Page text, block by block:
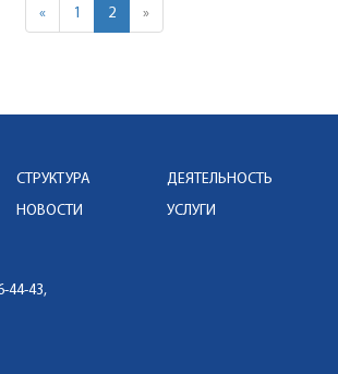
« 1 2 »
СТРУКТУРА
ДЕЯТЕЛЬНОСТЬ
НОВОСТИ УСЛУГИ
44-43,